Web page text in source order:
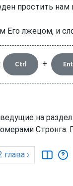
простить нам
лжецом, и
Ctrl +
на
Стронга.
глава ›